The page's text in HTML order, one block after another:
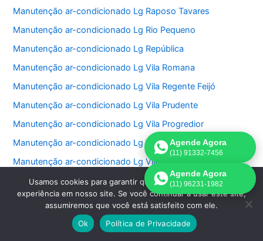
Manutenção ar-condicionado Lg Raposo Tavares
Manutenção ar-condicionado Lg Rio Pequeno
Manutenção ar-condicionado Lg República
Manutenção ar-condicionado Lg Vila Romana
Manutenção ar-condicionado Lg Vila Regente Feijó
Manutenção ar-condicionado Lg Vila Prudente
Manutenção ar-condicionado Lg Vila Progredior
Manutenção ar-condicionado Lg Vila Pompéia
Manutenção ar-condicionado Lg Vila Olímpia
Manutenção ar-condicionado Lg Vila Nova Conceição
Manutenção ar-condicionado Lg Vila Nivi
Manutenção ar-condicionado Lg Vila Medeiros
Agende Agora
(11) 91332-7456
Agende Agora
(11) 96231-1982
Usamos cookies para garantir que oferecemos a melhor
experiência em nosso site. Se você continuar a usar este site,
assumiremos que você está satisfeito com ele.
Ok
Política de Privacidade